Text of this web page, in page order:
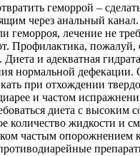
геморрой –
через анальный
геморроя, лечение не
Профилактика, пожалуй,
и адекватная
нормальной
при отхождении
и частом
диета с высоким
количество жидкости и
частым опорожнением